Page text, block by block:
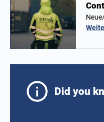
Did you